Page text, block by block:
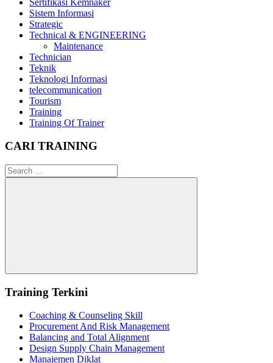
Sistem Informasi
Strategic
Technical & ENGINEERING
Maintenance
Technician
Teknik
Teknologi Informasi
telecommunication
Tourism
Training
Training Of Trainer
CARI TRAINING
Search
for:
Search
Training Terkini
Coaching & Counseling Skill
Procurement And Risk Management
Balancing and Total Alignment
Design Supply Chain Management
Manajemen Diklat